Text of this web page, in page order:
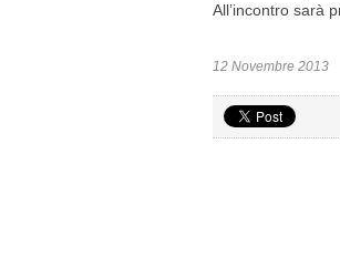
All’incontro sarà
12 Novembre 2013